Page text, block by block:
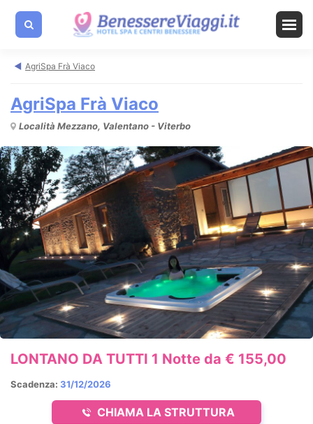
AgriSpa Frà Viaco
AgriSpa Frà Viaco
Località Mezzano, Valentano - Viterbo
CHIAMA LA STRUTTURA
Scadenza: 31/12/2026
LONTANO DA TUTTI 1 Notte da € 155,00